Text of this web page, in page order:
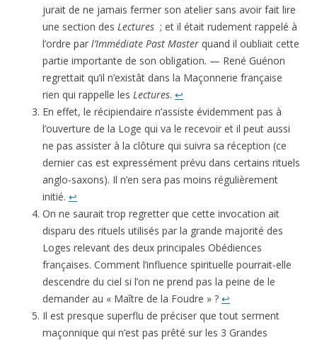
jurait de ne jamais fermer son atelier sans avoir fait lire
une section des Lectures ; et il était rudement rappelé à
l’ordre par l’Immédiate Past Master quand il oubliait cette
partie importante de son obligation. — René Guénon
regrettait qu’il n’existât dans la Maçonnerie française
rien qui rappelle les Lectures. ↩
En effet, le récipiendaire n’assiste évidemment pas à
l’ouverture de la Loge qui va le recevoir et il peut aussi
ne pas assister à la clôture qui suivra sa réception (ce
dernier cas est expressément prévu dans certains rituels
anglo-saxons). Il n’en sera pas moins régulièrement
initié. ↩
On ne saurait trop regretter que cette invocation ait
disparu des rituels utilisés par la grande majorité des
Loges relevant des deux princi­pales Obédiences
françaises. Comment l’influence spirituelle pourrait-elle
descendre du ciel si l’on ne prend pas la peine de le
demander au « Maître de la Foudre » ? ↩
Il est presque superflu de préciser que tout serment
maçonnique qui n’est pas prêté sur les 3 Grandes